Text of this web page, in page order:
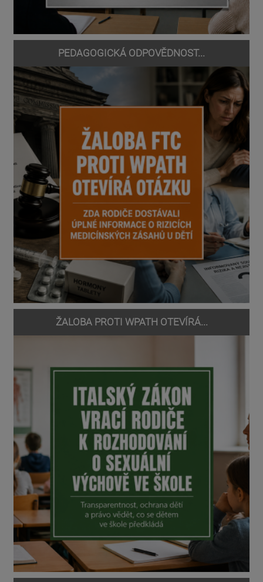
PEDAGOGICKÁ ODPOVĚDNOST...
ŽALOBA PROTI WPATH OTEVÍRÁ...